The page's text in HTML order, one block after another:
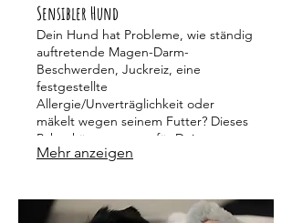
Sensibler Hund
Dein Hund hat Probleme, wie ständig
auftretende Magen-Darm-
Beschwerden, Juckreiz, eine
festgestellte
Allergie/Unverträglichkeit oder
mäkelt wegen seinem Futter? Dieses
Paket könnte genau für Deine
Fellnase gemacht sein!
Mehr anzeigen